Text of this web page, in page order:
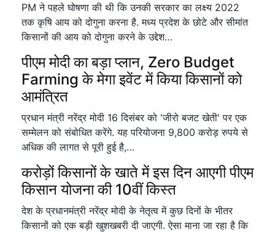
PM ने पहले घोषणा की थी कि उनकी सरकार का लक्ष्य 2022
तक कृषि आय को दोगुना करना है. मध्य प्रदेश के छोटे और सीमांत
किसानों की आय को दोगुना करने के उद्देश…
पीएम मोदी का बड़ा प्लान, Zero Budget
Farming के मेगा इवेंट में किया किसानों को
आमंत्रित
प्रधान मंत्री नरेंद्र मोदी 16 दिसंबर को 'जीरो बजट खेती' पर एक
सम्मेलन को संबोधित करेंगे. यह परियोजना 9,800 करोड़ रुपये से
अधिक की लागत से पूरी हुई है,…
करोड़ों किसानों के खाते में इस दिन आएगी पीएम
किसान योजना की 10वीं किस्त
देश के प्रधानमंत्री नरेंद्र मोदी के नेतृत्व में कुछ दिनों के भीतर
किसानों को एक बड़ी खुशखबरी दी जाएगी. ऐसा माना जा रहा है कि